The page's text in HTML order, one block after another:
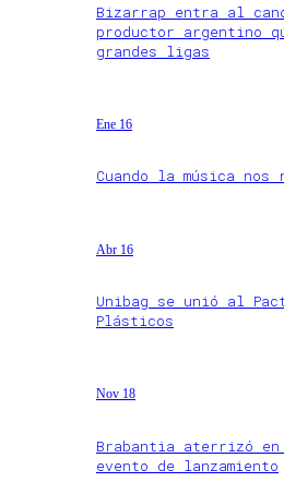
Bizarrap entra al
productor argentino
grandes ligas
Ene 16
Cuando la música nos
Abr 16
Unibag se unió al
Plásticos
Nov 18
Brabantia aterrizó
evento de lanzamiento